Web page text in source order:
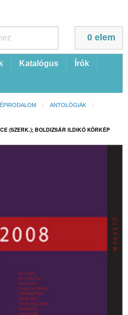
0 elem
Katalógus Írók
ANTOLÓGIÁK
(SZERK.); BOLDIZSÁR ILDIKÓ KÖRKÉP